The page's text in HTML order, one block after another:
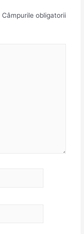
Câmpurile obligatorii